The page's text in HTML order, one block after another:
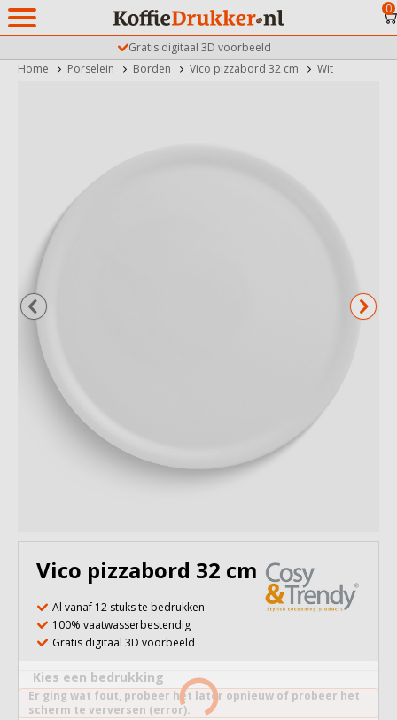
Gratis digitaal 3D voorbeeld
0
Home Porselein Borden Vico pizzabord 32 cm Wit
Vico pizzabord 32 cm
Al vanaf 12 stuks te bedrukken
100% vaatwasserbestendig
Gratis digitaal 3D voorbeeld
Kies een bedrukking
Er ging wat fout, probeer het later opnieuw of probeer het
scherm te verversen (error).